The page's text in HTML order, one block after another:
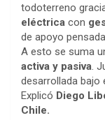
todoterreno
eléctrica con
de apoyo
A esto se suma
activa y pasiva.
desarrollada bajo
Explicó Diego
Chile.